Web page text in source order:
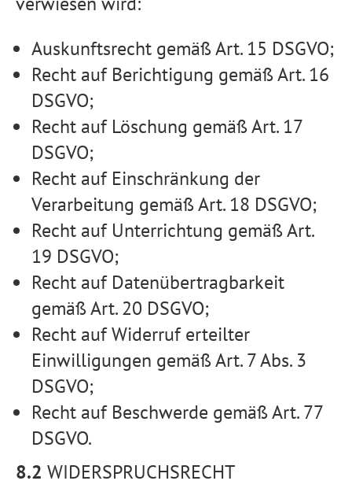
Auskunftsrecht gemäß Art. 15 DSGVO;
Recht auf Berichtigung gemäß Art. 16
DSGVO;
Recht auf Löschung gemäß Art. 17
DSGVO;
Recht auf Einschränkung der
Verarbeitung gemäß Art. 18 DSGVO;
Recht auf Unterrichtung gemäß Art.
19 DSGVO;
Recht auf Datenübertragbarkeit
gemäß Art. 20 DSGVO;
Recht auf Widerruf erteilter
Einwilligungen gemäß Art. 7 Abs. 3
DSGVO;
Recht auf Beschwerde gemäß Art. 77
DSGVO.
8.2 WIDERSPRUCHSRECHT